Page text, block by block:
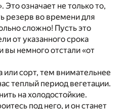
означает не только то,
резерв во времени для
сложно! Пусть это
от указанного срока
немного отстали «от
или сорт, тем внимательнее
теплый период вегетации.
на холодостойкие.
под него, и он станет